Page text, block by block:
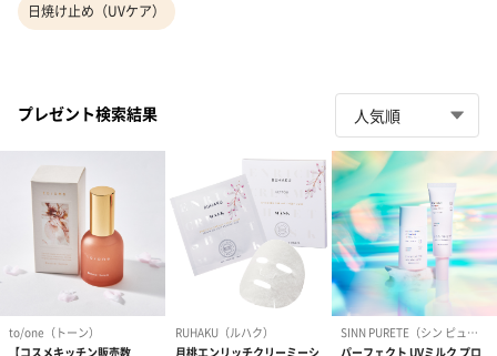
日焼け止め（UVケア）
プレゼント検索結果